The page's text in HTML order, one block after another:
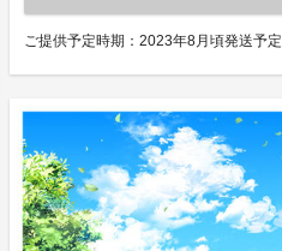
ご提供予定時期： 2023年8月頃発送予定